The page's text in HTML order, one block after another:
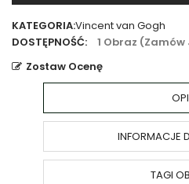
w
Aures
60x50
KATEGORIA:Vincent van Gogh
DOSTĘPNOŚĆ:
1 Obraz (zamów
Zostaw Ocenę
INFORMACJE
TAGI